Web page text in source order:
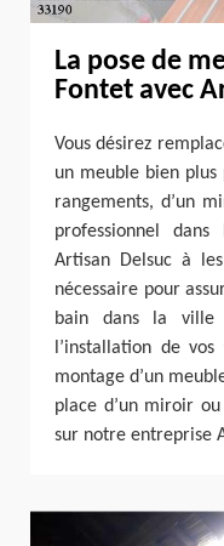
La pose de
Fontet avec
Vous désirez
un meuble bien
rangements, d’un
professionnel
Artisan Delsuc à
nécessaire pour
bain dans la
l’installation de
montage d’un
place d’un miroir
sur notre entreprise